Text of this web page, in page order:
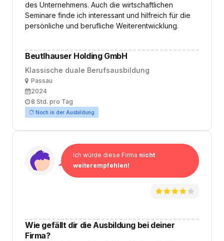
des Unternehmens. Auch die wirtschaftlichen
Seminare finde ich interessant und hilfreich für die
persönliche und berufliche Weiterentwicklung.
Beutlhauser Holding GmbH
Klassische duale Berufsausbildung
OrtPassau
Ausbildungsbeginn
2024
Arbeitszeit
8 Std. pro Tag
Noch in der Ausbildung
Ich würde diese Firma nicht
weiterempfehlen!
Wie gefällt dir die Ausbildung bei deiner
Firma?